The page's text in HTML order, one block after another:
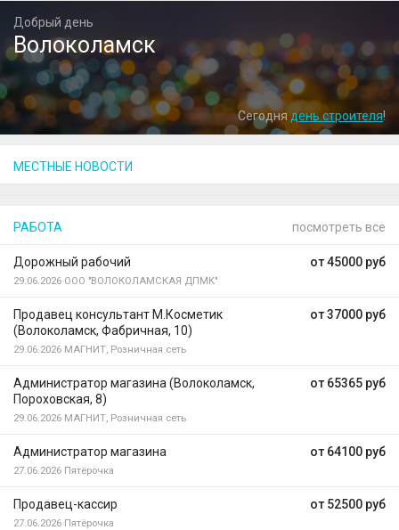
Добрый день
Волоколамск
Сегоднядень строителя!
МЕСТНЫЕ НОВОСТИ
РАБОТА посмотреть все
от 45000 руб
Дорожный рабочий
29.06.2026 ООО "ВОЛОКОЛАМСКАЯ ДПМК"
от 37000 руб
Продавец консультант М.Косметик
(Волоколамск, Фабричная, 10)
29.06.2026 МАГНИТ, Розничная сеть
от 65365 руб
Администратор магазина (Волоколамск,
Пороховская, 8)
29.06.2026 МАГНИТ, Розничная сеть
от 64100 руб
Администратор магазина
27.06.2026 Пятёрочка
от 52500 руб
Продавец-кассир
27.06.2026 Пятёрочка